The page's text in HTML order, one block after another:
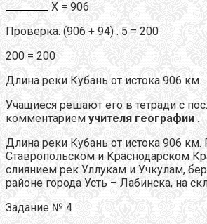
Х = 906
Проверка: (906 + 94) : 5 = 200
200 = 200
Длина реки Кубань от истока 906 км.
Учащиеся решают его в тетради с
комментарием учителя географии .
Длина реки Кубань от истока 906 км.
Ставропольском и Краснодарском
слиянием рек Уллукам и Учкулам,
районе города Усть – Лабинска, на
Задание № 4